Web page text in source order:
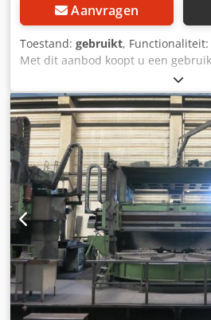
Aanvragen
Toestand: gebruikt, Functionaliteit:
Met dit aanbod koopt u een
productiesysteem "Canon/Océ
Dkodpfxeylt U Do Ahqor
VarioPrint 6330 Titan met de
papierinvoer incl. grootvolume
Totaal: ca. 35.187.549 afdrukken
een gebruikt apparaat, dat
krassen of vergeling) kan
op werking. Verpakking en
welkom om het apparaat tijdens
komen bekijken. Maak hiervoor
Zeewaardige verpakking en
aanvraag mogelijk! Voor
een functioneringstest op video
informatie kunt u uiteraard ook
ons opnemen.